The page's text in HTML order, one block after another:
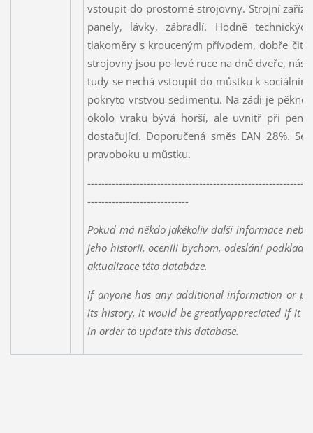
vstoupit do prostorné strojovny. Strojní
panely, lávky, zábradlí. Hodně
tlakoměry s krouceným přívodem, dobře
strojovny jsou po levé ruce na dně dveře,
tudy se nechá vstoupit do můstku k
pokryto vrstvou sedimentu. Na zádi je
okolo vraku bývá horší, ale uvnitř při
dostačující. Doporučená směs EAN 28%.
pravoboku u můstku.
-----------------------------
Pokud má někdo jakékoliv další informace
jeho historii, ocenili bychom, odeslání
aktualizace této databáze.
If anyone has any additional information or
its history, it would be greatlyappreciated if it
in order to update this database.